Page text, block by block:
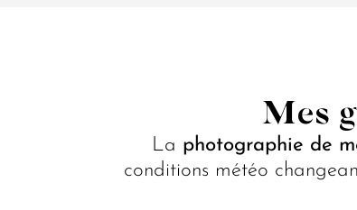
Mes
La photographie de
conditions météo